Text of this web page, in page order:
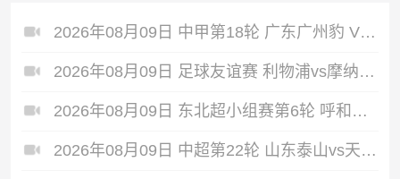
2026年08月09日 中甲第18轮 广东广州豹 VS 广西恒宸 全场录像
2026年08月09日 足球友谊赛 利物浦vs摩纳哥 全场录像
2026年08月09日 东北超小组赛第6轮 呼和浩特队 VS 沈阳队 全场录像
2026年08月09日 中超第22轮 山东泰山vs天津津门虎 全场录像